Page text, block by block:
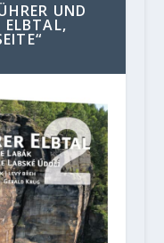
UND
ELBTAL,